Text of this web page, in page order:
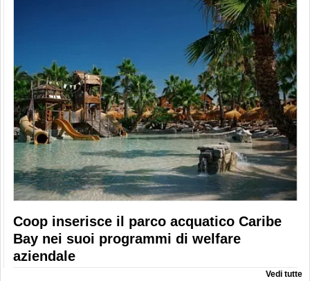
Coop inserisce il parco acquatico Caribe
Bay nei suoi programmi di welfare
aziendale
Vedi tutte